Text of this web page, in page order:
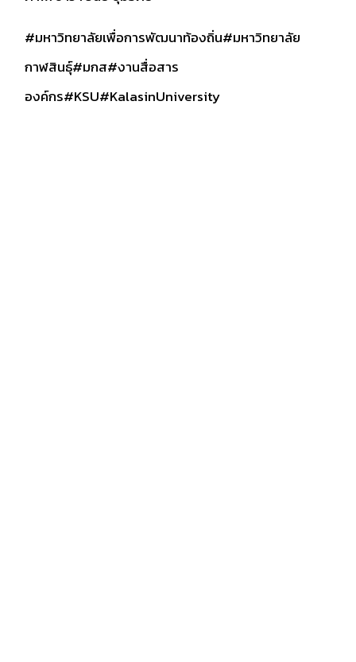
#มหาวิทยาลัยเพื่อการพัฒนาท้องถิ่น#มหาวิทยาลัย
กาฬสินธุ์#มกส#งานสื่อสาร
องค์กร#KSU#KalasinUniversity